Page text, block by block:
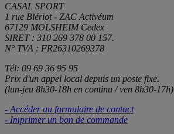
CASAL SPORT
1 rue Blériot - ZAC Activéum
67129 MOLSHEIM Cedex
SIRET : 310 269 378 00 157.
N° TVA : FR26310269378
Tél: 09 69 36 95 95
Prix d'un appel local depuis un poste fixe.
(lun-jeu 8h30-18h en continu / ven 8h30-17h)
- Accéder au formulaire de contact
- Imprimer un bon de commande